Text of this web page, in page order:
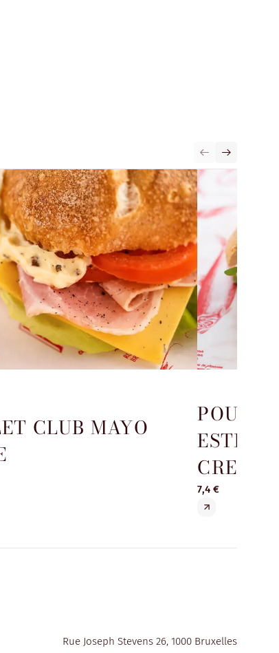
CLUB MAYO
7,4 €
Rue Joseph Stevens 26, 1000 Bruxelles